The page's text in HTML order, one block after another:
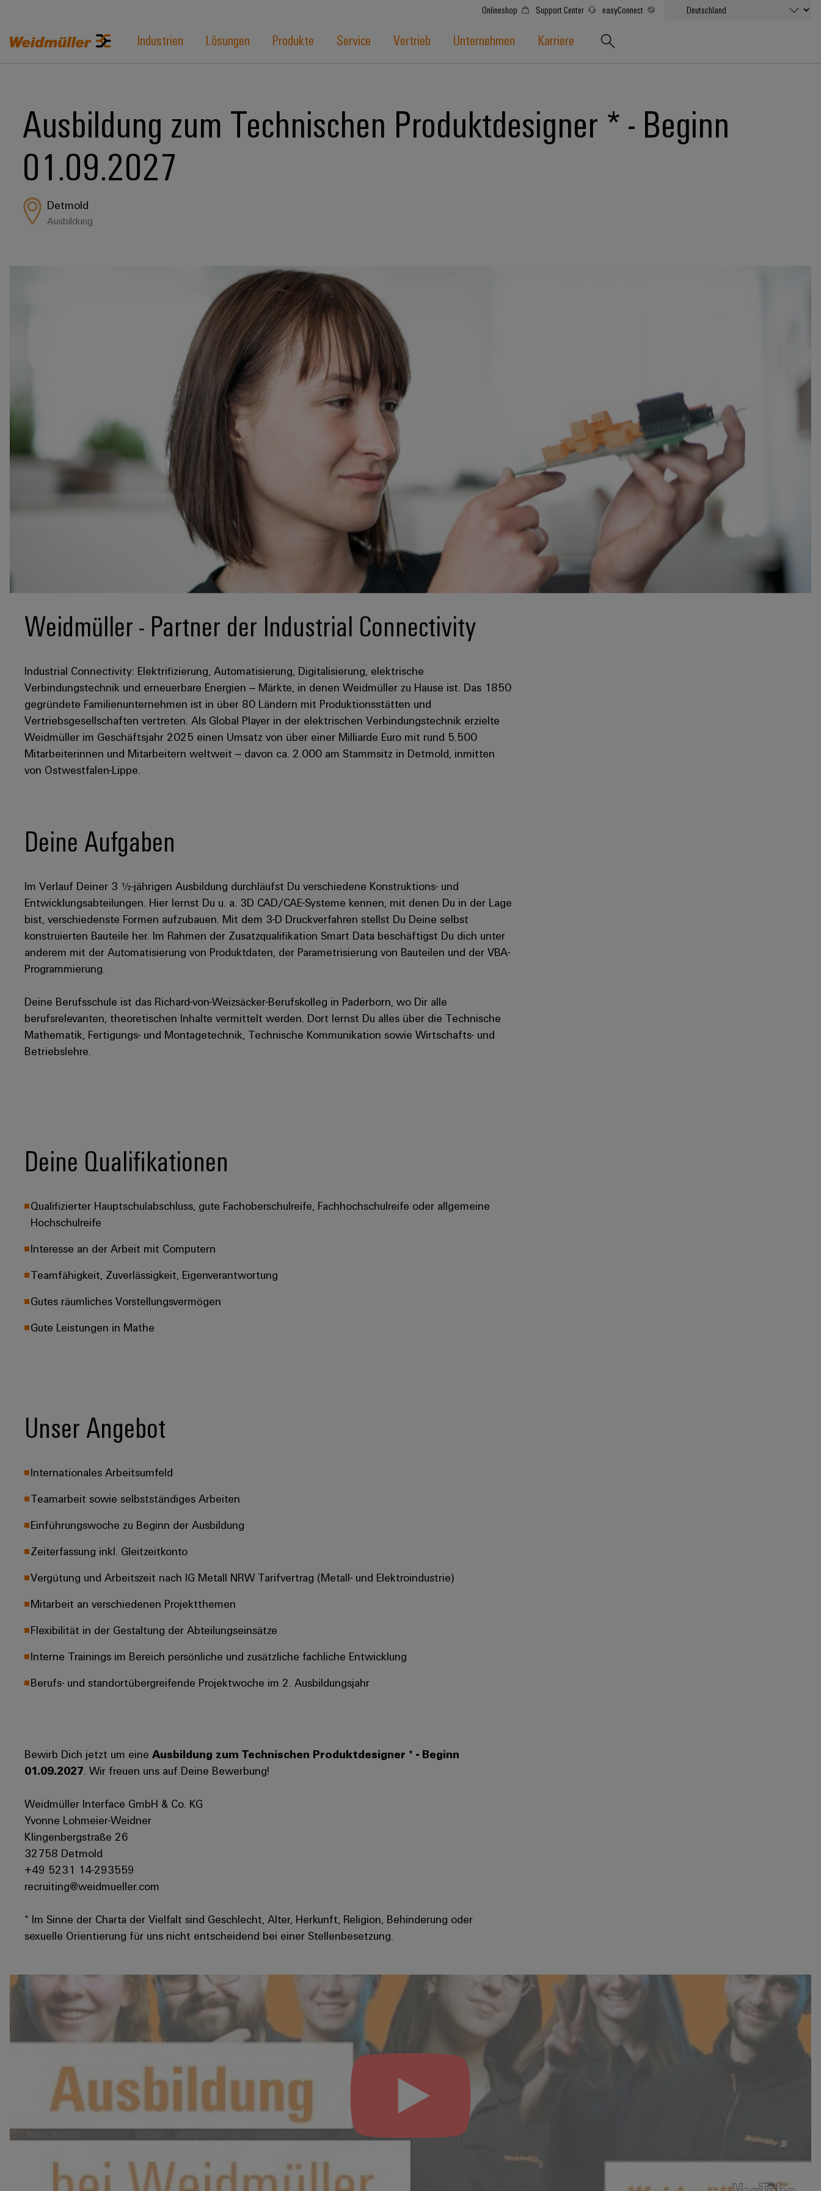
Onlineshop Support Center easyConnect
Industrien Lösungen Produkte Service Vertrieb Unternehmen Karriere
Ausbildung zum Technischen Produktdesigner * - Beginn
01.09.2027
Detmold
Ausbildung
Weidmüller - Partner der Industrial Connectivity
Industrial Connectivity: Elektrifizierung, Automatisierung, Digitalisierung, elektrische
Verbindungstechnik und erneuerbare Energien – Märkte, in denen Weidmüller zu Hause ist. Das 1850
gegründete Familienunternehmen ist in über 80 Ländern mit Produktionsstätten und
Vertriebsgesellschaften vertreten. Als Global Player in der elektrischen Verbindungstechnik erzielte
Weidmüller im Geschäftsjahr 2025 einen Umsatz von über einer Milliarde Euro mit rund 5.500
Mitarbeiterinnen und Mitarbeitern weltweit – davon ca. 2.000 am Stammsitz in Detmold, inmitten
von Ostwestfalen-Lippe.
Deine Aufgaben
Im Verlauf Deiner 3 ½-jährigen Ausbildung durchläufst Du verschiedene Konstruktions- und
Entwicklungsabteilungen. Hier lernst Du u. a. 3D CAD/CAE-Systeme kennen, mit denen Du in der Lage
bist, verschiedenste Formen aufzubauen. Mit dem 3-D Druckverfahren stellst Du Deine selbst
konstruierten Bauteile her. Im Rahmen der Zusatzqualifikation Smart Data beschäftigst Du dich unter
anderem mit der Automatisierung von Produktdaten, der Parametrisierung von Bauteilen und der VBA-
Programmierung.
Deine Berufsschule ist das Richard-von-Weizsäcker-Berufskolleg in Paderborn, wo Dir alle
berufsrelevanten, theoretischen Inhalte vermittelt werden. Dort lernst Du alles über die Technische
Mathematik, Fertigungs- und Montagetechnik, Technische Kommunikation sowie Wirtschafts- und
Betriebslehre.
Deine Qualifikationen
Qualifizierter Hauptschulabschluss, gute Fachoberschulreife, Fachhochschulreife oder allgemeine
Hochschulreife
Interesse an der Arbeit mit Computern
Teamfähigkeit, Zuverlässigkeit, Eigenverantwortung
Gutes räumliches Vorstellungsvermögen
Gute Leistungen in Mathe
Unser Angebot
Internationales Arbeitsumfeld
Teamarbeit sowie selbstständiges Arbeiten
Einführungswoche zu Beginn der Ausbildung
Zeiterfassung inkl. Gleitzeitkonto
Vergütung und Arbeitszeit nach IG Metall NRW Tarifvertrag (Metall- und Elektroindustrie)
Mitarbeit an verschiedenen Projektthemen
Flexibilität in der Gestaltung der Abteilungseinsätze
Interne Trainings im Bereich persönliche und zusätzliche fachliche Entwicklung
Berufs- und standortübergreifende Projektwoche im 2. Ausbildungsjahr
Bewirb Dich jetzt um eine Ausbildung zum Technischen Produktdesigner * - Beginn
01.09.2027 . Wir freuen uns auf Deine Bewerbung!
Weidmüller Interface GmbH & Co. KG
Yvonne Lohmeier-Weidner
Klingenbergstraße 26
32758 Detmold
+49 5231 14-293559
recruiting@weidmueller.com
* Im Sinne der Charta der Vielfalt sind Geschlecht, Alter, Herkunft, Religion, Behinderung oder
sexuelle Orientierung für uns nicht entscheidend bei einer Stellenbesetzung.